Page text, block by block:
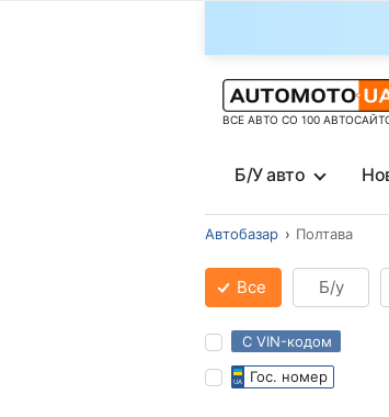
ВСЕ АВТО СО 100
Б/У авто
Автобазар Полтава
Все Б/у
С VIN-кодом
Гос. номер